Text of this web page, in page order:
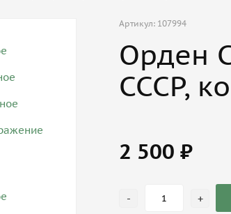
Артикул: 107994
Орден
СССР,
2 500 ₽
- +